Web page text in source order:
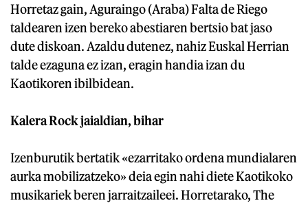
Horretaz gain, Aguraingo (Araba) Falta de Riego
taldearen izen bereko abestiaren bertsio bat jaso
dute diskoan. Azaldu dutenez, nahiz Euskal Herrian
talde ezaguna ez izan, eragin handia izan du
Kaotikoren ibilbidean.
Kalera Rock jaialdian, bihar
Izenburutik bertatik «ezarritako ordena mundialaren
aurka mobilizatzeko» deia egin nahi diete Kaotikoko
musikariek beren jarraitzaileei. Horretarako, The